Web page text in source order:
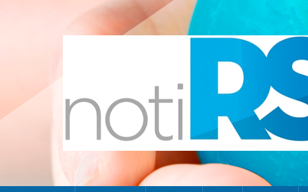
Noti RSE
Noticias con sentido responsable